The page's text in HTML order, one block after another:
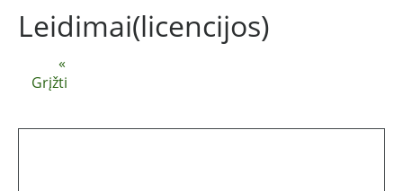
«
Grįžti
Leidimai(licencijos)